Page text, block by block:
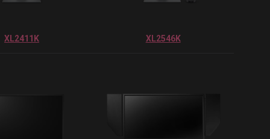
XL2546K
XL2411K